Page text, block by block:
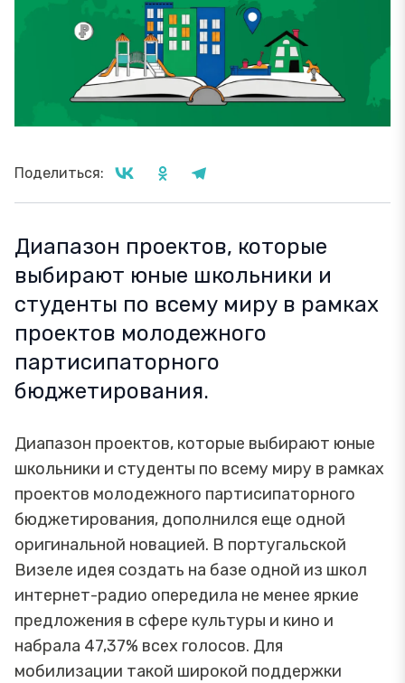
Поделиться:
Диапазон проектов, которые
выбирают юные школьники и
студенты по всему миру в рамках
проектов молодежного
партисипаторного
бюджетирования.
Диапазон проектов, которые выбирают юные
школьники и студенты по всему миру в рамках
проектов молодежного партисипаторного
бюджетирования, дополнился еще одной
оригинальной новацией. В португальской
Визеле идея создать на базе одной из школ
интернет-радио опередила не менее яркие
предложения в сфере культуры и кино и
набрала 47,37% всех голосов. Для
мобилизации такой широкой поддержки